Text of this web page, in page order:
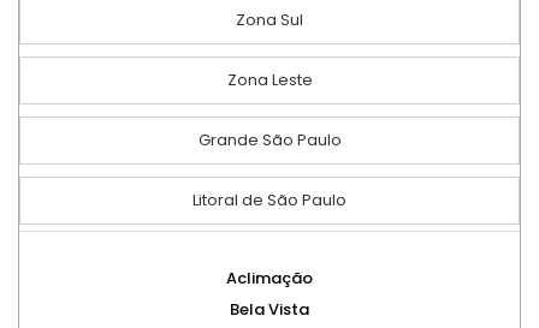
Zona Sul
Zona Leste
Grande São Paulo
Litoral de São Paulo
Aclimação
Bela Vista